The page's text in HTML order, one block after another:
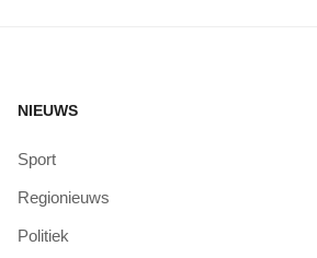
NIEUWS
Sport
Regionieuws
Politiek